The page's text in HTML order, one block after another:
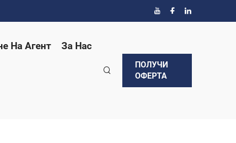
На Агент За Нас
ПОЛУЧИ
ОФЕРТА